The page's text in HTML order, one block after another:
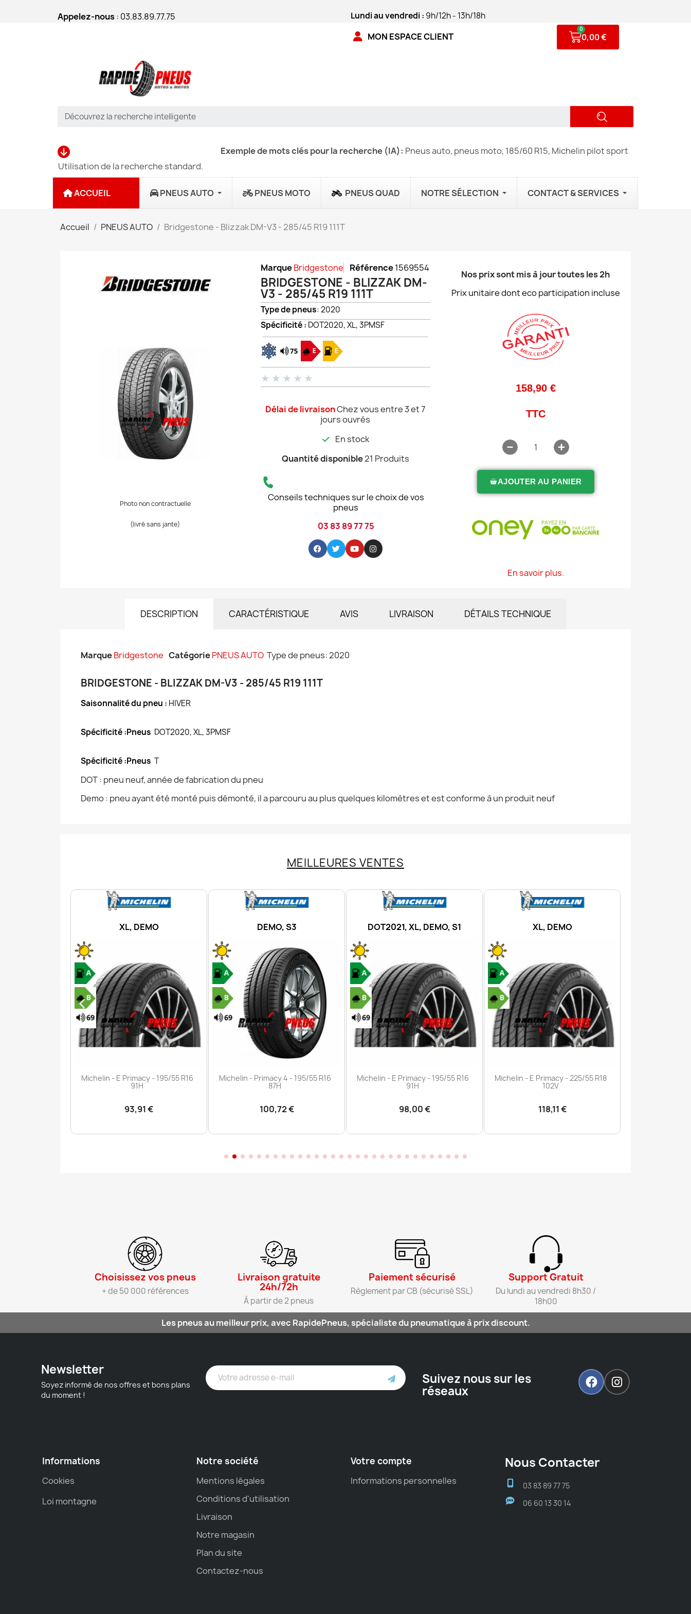
Appelez-nous: 03.83.89.77.75 Lundi au vendredi : 9h/12h - 13h/18h
MON ESPACE CLIENT 0,00 €
Utilisation de la recherche standard.
Exemple de mots clés pour la recherche (IA): Pneus auto, pneus moto, 185/60 R15, Michelin pilot sport
ACCUEIL PNEUS AUTO PNEUS MOTO PNEUS QUAD NOTRE SÉLECTION CONTACT & SERVICES
Accueil PNEUS AUTO Bridgestone - Blizzak DM-V3 - 285/45 R19 111T
Photo non contractuelle
(livré sans jante)
MarqueBridgestone Référence1569554
BRIDGESTONE - BLIZZAK DM-
V3 - 285/45 R19 111T
Type de pneus: 2020
Spécificité : DOT2020, XL, 3PMSF
★ ★ ★ ★ ★
Délai de livraisonChez vous entre 3 et 7
jours ouvrés
En stock
Quantité disponible21 Produits
Conseils techniques sur le choix de vos
pneus
03 83 89 77 75
Nos prix sont mis à jour toutes les 2h
Prix unitaire dont eco participation incluse
158,90 €
TTC
AJOUTER AU PANIER
En savoir plus.
DESCRIPTION CARACTÉRISTIQUE AVIS LIVRAISON DÉTAILS TECHNIQUE
MarqueBridgestone CatégoriePNEUS AUTO Type de pneus: 2020
BRIDGESTONE - BLIZZAK DM-V3 - 285/45 R19 111T
Saisonnalité du pneu : HIVER
Spécificité :Pneus DOT2020, XL, 3PMSF
Spécificité :Pneus T
DOT : pneu neuf, année de fabrication du pneu
Demo : pneu ayant été monté puis démonté, il a parcouru au plus quelques kilomètres et est conforme à un produit neuf
MEILLEURES VENTES
XL, DEMO
Aperçu rapide
Michelin - E Primacy - 195/55 R16
91H
93,91 €
DEMO, S3
Aperçu rapide
Michelin - Primacy 4 - 195/55 R16
87H
100,72 €
DOT2021, XL, DEMO, S1
Aperçu rapide
Michelin - E Primacy - 195/55 R16
91H
98,00 €
XL, DEMO
Aperçu rapide
Michelin - E Primacy - 225/55 R18
102V
118,11 €
Choisissez vos pneus​
+ de 50 000 références
Livraison gratuite
24h/72h​
À partir de 2 pneus​
Paiement sécurisé​
Règlement par CB (sécurisé SSL)​
Support Gratuit​
Du lundi au vendredi 8h30 /
18h00​
Les pneus au meilleur prix, avec RapidePneus, spécialiste du pneumatique à prix discount.
Newsletter
Soyez informé de nos offres et bons plans
du moment !
Suivez nous sur les
réseaux
Informations
Cookies
Loi montagne
Notre société
Mentions légales
Conditions d'utilisation
Livraison
Notre magasin
Plan du site
Contactez-nous
Votre compte
Informations personnelles
Nous Contacter
03 83 89 77 75
06 60 13 30 14